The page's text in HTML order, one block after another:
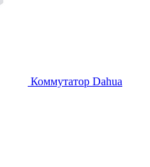
Коммутатор Dahua